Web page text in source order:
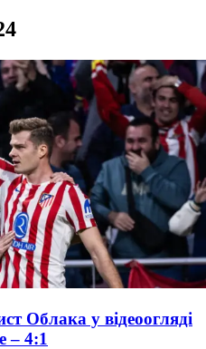
Облака у відеоогляді
– 4:1